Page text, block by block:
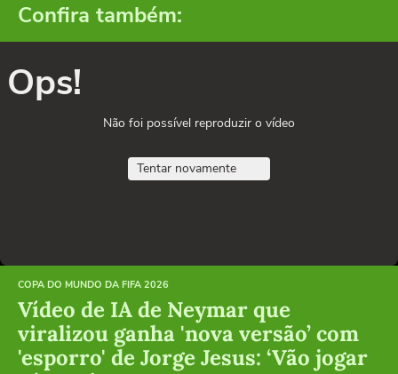
Confira também:
Ops!
Não foi possível reproduzir o vídeo
Tentar novamente
COPA DO MUNDO DA FIFA 2026
Vídeo de IA de Neymar que
viralizou ganha 'nova versão’ com
'esporro' de Jorge Jesus: ‘Vão jogar